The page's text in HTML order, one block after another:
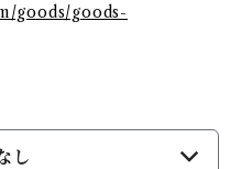
goods/goods-
し